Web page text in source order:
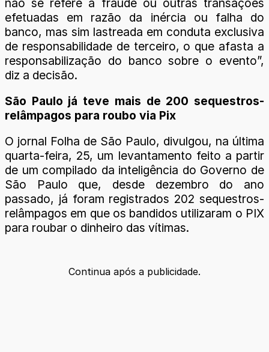
efetuadas em razão da inércia ou falha do
banco, mas sim lastreada em conduta exclusiva
de responsabilidade de terceiro, o que afasta a
responsabilização do banco sobre o evento”,
diz a decisão.
São Paulo já teve mais de 200 sequestros-
relâmpagos para roubo via Pix
O jornal Folha de São Paulo, divulgou, na última
quarta-feira, 25, um levantamento feito a partir
de um compilado da inteligência do Governo de
São Paulo que, desde dezembro do ano
passado, já foram registrados 202 sequestros-
relâmpagos em que os bandidos utilizaram o PIX
para roubar o dinheiro das vítimas.
Continua após a publicidade.